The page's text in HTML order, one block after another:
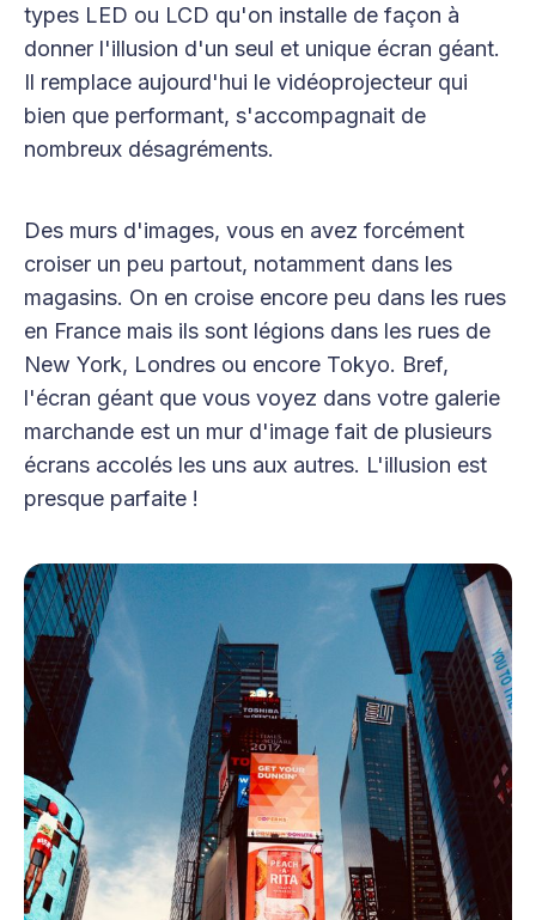
types LED ou LCD qu'on installe de façon à
donner l'illusion d'un seul et unique écran géant.
Il remplace aujourd'hui le vidéoprojecteur qui
bien que performant, s'accompagnait de
nombreux désagréments.
Des murs d'images, vous en avez forcément
croiser un peu partout, notamment dans les
magasins. On en croise encore peu dans les rues
en France mais ils sont légions dans les rues de
New York, Londres ou encore Tokyo. Bref,
l'écran géant que vous voyez dans votre galerie
marchande est un mur d'image fait de plusieurs
écrans accolés les uns aux autres. L'illusion est
presque parfaite !